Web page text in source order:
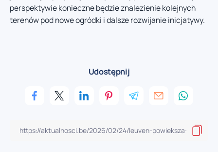
perspektywie konieczne będzie znalezienie kolejnych
terenów pod nowe ogródki i dalsze rozwijanie inicjatywy.
Udostępnij